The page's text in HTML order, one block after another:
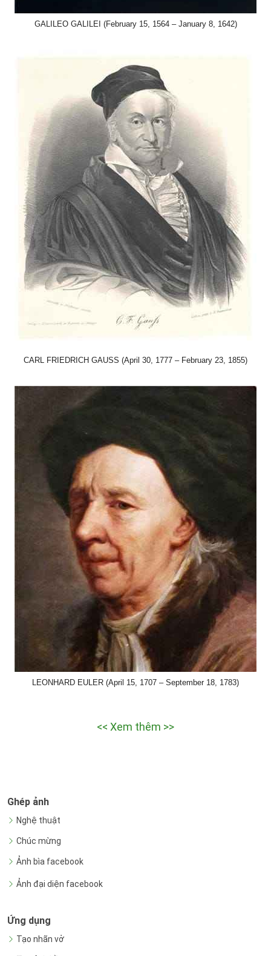
GALILEO GALILEI (February 15, 1564 – January 8, 1642)
CARL FRIEDRICH GAUSS (April 30, 1777 – February 23, 1855)
LEONHARD EULER (April 15, 1707 – September 18, 1783)
<< Xem thêm >>
Ghép ảnh
Nghệ thuật
Chúc mừng
Ảnh bìa facebook
Ảnh đại diện facebook
Ứng dụng
Tạo nhãn vở